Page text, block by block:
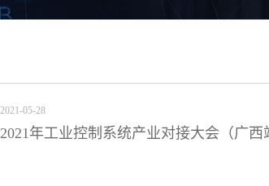
2021-05-28
2021年工业控制系统产业对接大会（广西